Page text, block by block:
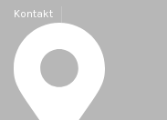
Kontakt